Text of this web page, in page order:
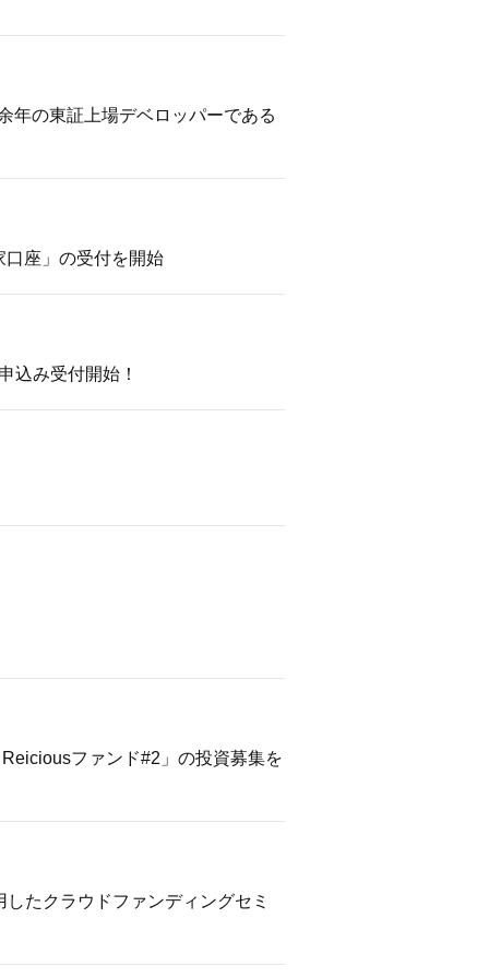
年の東証上場デベロッパーである
座」の受付を開始
込み受付開始！
ファンド#2」の投資募集を
たクラウドファンディングセミ